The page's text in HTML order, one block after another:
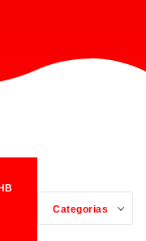
Categorias